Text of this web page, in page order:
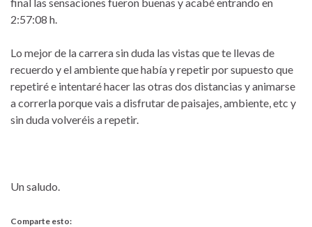
2:57:08 h.
Lo mejor de la carrera sin duda las vistas que te llevas de
recuerdo y el ambiente que había y repetir por supuesto que
repetiré e intentaré hacer las otras dos distancias y animarse
a correrla porque vais a disfrutar de paisajes, ambiente, etc y
sin duda volveréis a repetir.
Un saludo.
Comparte esto: